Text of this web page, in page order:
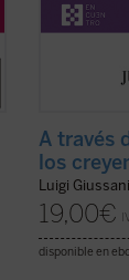
A través
los
Luigi Giussani
19,00€
disponible en